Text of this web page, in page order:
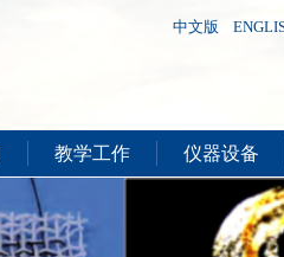
中文版
教学工作 仪器设备